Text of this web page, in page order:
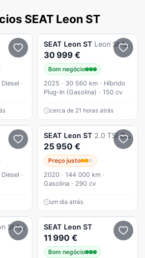
SEAT Leon ST
·
SEAT Leon ST Leon St 1.5 Tsi E-Hybrid Fr Dsg
30 999 €
Bom negócio
2025 · 30 560 km · Híbrido
Plug-In (Gasolina) · 150 cv
cerca de 21 horas atrás
·
SEAT Leon ST 2.0 TSI OPF DSG Cupra Edition Silver
25 950 €
Preço justo
2020 · 144 000 km ·
Gasolina · 290 cv
um dia atrás
E-Hybrid Fr Dsg SEAT Leon ST
11 990 €
Bom negócio